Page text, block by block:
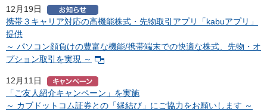
12月19日
携帯３キャリア対応の高機能株式・先物取引アプリ「kabuアプリ」
提供
～ パソコン顔負けの豊富な機能/携帯端末での快適な株式、先物・オ
プション取引を実現 ～
12月11日
「ご友人紹介キャンペーン」を実施
～ カブドットコム証券との「縁結び」にご協力をお願いします ～